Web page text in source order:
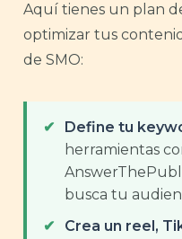
Aquí tienes un plan
optimizar tus
de SMO:
Define tu
herramientas
busca tu
Crea un reel,